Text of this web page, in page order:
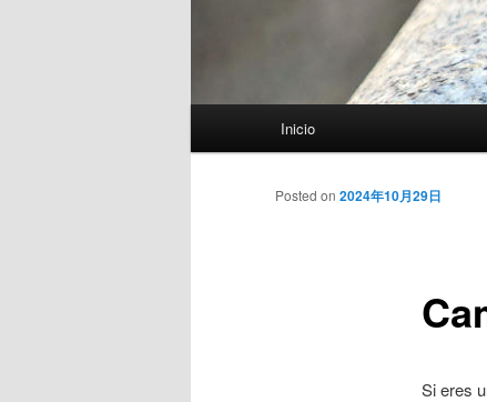
Inicio
Posted on 2024年10月29日
Si eres